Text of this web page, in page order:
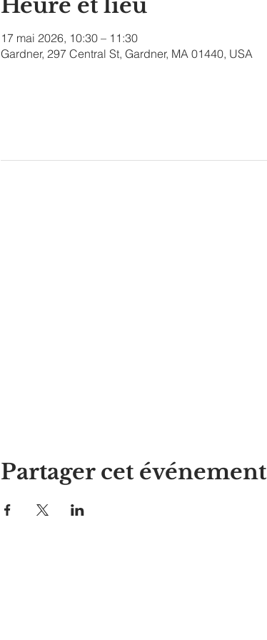
Heure et lieu
17 mai 2026, 10:30 – 11:30
Gardner, 297 Central St, Gardner, MA 01440, USA
Partager cet événement